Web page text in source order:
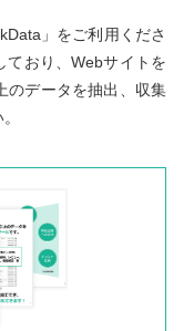
」をご利用くださ
ており、Webサイトを
のデータを抽出、収集